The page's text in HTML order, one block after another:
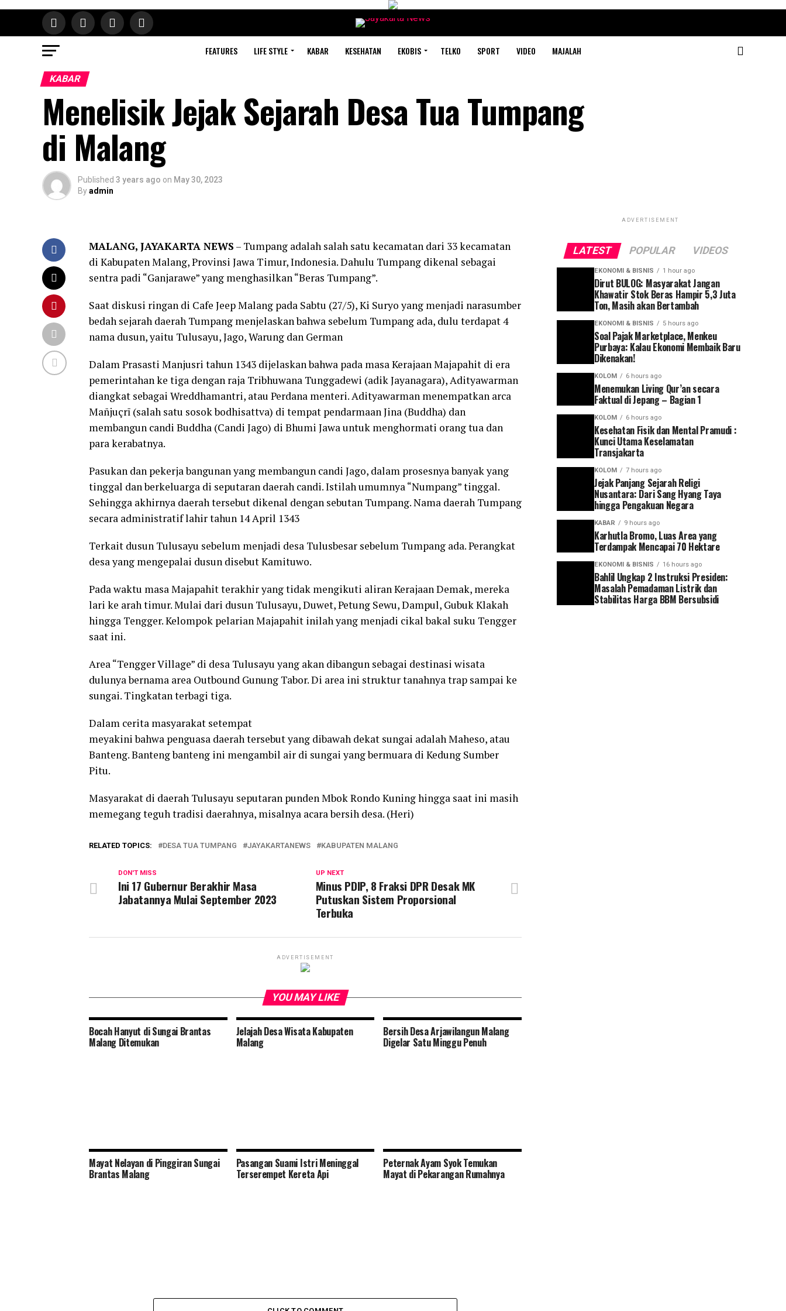
FEATURES LIFE STYLE KABAR KESEHATAN EKOBIS TELKO SPORT VIDEO MAJALAH
KABAR
Menelisik Jejak Sejarah Desa Tua Tumpang
di Malang
Published 3 years ago on May 30, 2023
Byadmin
MALANG, JAYAKARTA NEWS – Tumpang adalah salah satu kecamatan dari 33 kecamatan
di Kabupaten Malang, Provinsi Jawa Timur, Indonesia. Dahulu Tumpang dikenal sebagai
sentra padi “Ganjarawe” yang menghasilkan “Beras Tumpang”.
Saat diskusi ringan di Cafe Jeep Malang pada Sabtu (27/5), Ki Suryo yang menjadi narasumber
bedah sejarah daerah Tumpang menjelaskan bahwa sebelum Tumpang ada, dulu terdapat 4
nama dusun, yaitu Tulusayu, Jago, Warung dan German
Dalam Prasasti Manjusri tahun 1343 dijelaskan bahwa pada masa Kerajaan Majapahit di era
pemerintahan ke tiga dengan raja Tribhuwana Tunggadewi (adik Jayanagara), Adityawarman
diangkat sebagai Wreddhamantri, atau Perdana menteri. Adityawarman menempatkan arca
Mañjuçrī (salah satu sosok bodhisattva) di tempat pendarmaan Jina (Buddha) dan
membangun candi Buddha (Candi Jago) di Bhumi Jawa untuk menghormati orang tua dan
para kerabatnya.
Pasukan dan pekerja bangunan yang membangun candi Jago, dalam prosesnya banyak yang
tinggal dan berkeluarga di seputaran daerah candi. Istilah umumnya “Numpang” tinggal.
Sehingga akhirnya daerah tersebut dikenal dengan sebutan Tumpang. Nama daerah Tumpang
secara administratif lahir tahun 14 April 1343
Terkait dusun Tulusayu sebelum menjadi desa Tulusbesar sebelum Tumpang ada. Perangkat
desa yang mengepalai dusun disebut Kamituwo.
Pada waktu masa Majapahit terakhir yang tidak mengikuti aliran Kerajaan Demak, mereka
lari ke arah timur. Mulai dari dusun Tulusayu, Duwet, Petung Sewu, Dampul, Gubuk Klakah
hingga Tengger. Kelompok pelarian Majapahit inilah yang menjadi cikal bakal suku Tengger
saat ini.
Area “Tengger Village” di desa Tulusayu yang akan dibangun sebagai destinasi wisata
dulunya bernama area Outbound Gunung Tabor. Di area ini struktur tanahnya trap sampai ke
sungai. Tingkatan terbagi tiga.
Dalam cerita masyarakat setempat
meyakini bahwa penguasa daerah tersebut yang dibawah dekat sungai adalah Maheso, atau
Banteng. Banteng banteng ini mengambil air di sungai yang bermuara di Kedung Sumber
Pitu.
Masyarakat di daerah Tulusayu seputaran punden Mbok Rondo Kuning hingga saat ini masih
memegang teguh tradisi daerahnya, misalnya acara bersih desa. (Heri)
RELATED TOPICS: DESA TUA TUMPANG JAYAKARTANEWS KABUPATEN MALANG
UP NEXT
Minus PDIP, 8 Fraksi DPR Desak MK
Putuskan Sistem Proporsional
Terbuka
DON'T MISS
Ini 17 Gubernur Berakhir Masa
Jabatannya Mulai September 2023
ADVERTISEMENT
YOU MAY LIKE
Bocah Hanyut di Sungai Brantas
Malang Ditemukan
Jelajah Desa Wisata Kabupaten
Malang
Bersih Desa Arjawilangun Malang
Digelar Satu Minggu Penuh
Mayat Nelayan di Pinggiran Sungai
Brantas Malang
Pasangan Suami Istri Meninggal
Terserempet Kereta Api
Peternak Ayam Syok Temukan
Mayat di Pekarangan Rumahnya
ADVERTISEMENT
LATEST POPULAR VIDEOS
EKONOMI & BISNIS 1 hour ago
Dirut BULOG: Masyarakat Jangan
Khawatir Stok Beras Hampir 5,3 Juta
Ton, Masih akan Bertambah
EKONOMI & BISNIS 5 hours ago
Soal Pajak Marketplace, Menkeu
Purbaya: Kalau Ekonomi Membaik Baru
Dikenakan!
KOLOM 6 hours ago
Menemukan Living Qur’an secara
Faktual di Jepang – Bagian 1
KOLOM 6 hours ago
Kesehatan Fisik dan Mental Pramudi :
Kunci Utama Keselamatan
Transjakarta
KOLOM 7 hours ago
Jejak Panjang Sejarah Religi
Nusantara: Dari Sang Hyang Taya
hingga Pengakuan Negara
KABAR 9 hours ago
Karhutla Bromo, Luas Area yang
Terdampak Mencapai 70 Hektare
EKONOMI & BISNIS 16 hours ago
Bahlil Ungkap 2 Instruksi Presiden:
Masalah Pemadaman Listrik dan
Stabilitas Harga BBM Bersubsidi